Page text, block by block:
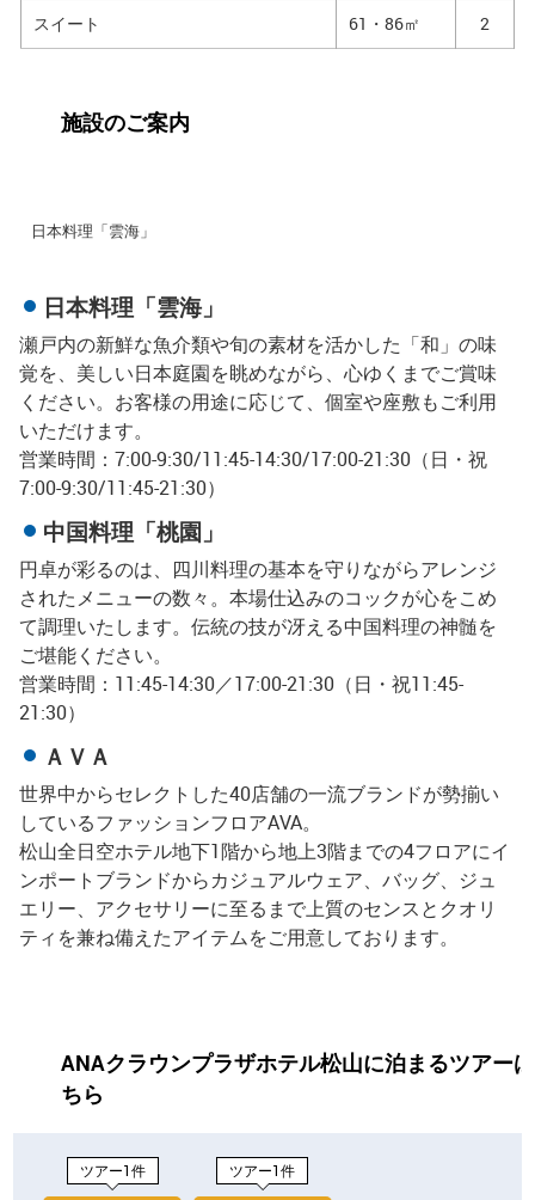
スイート 61・86㎡ 2
施設のご案内
日本料理「雲海」
日本料理「雲海」
瀬戸内の新鮮な魚介類や旬の素材を活かした「和」の味
覚を、美しい日本庭園を眺めながら、心ゆくまでご賞味
ください。お客様の用途に応じて、個室や座敷もご利用
いただけます。
営業時間：7:00-9:30/11:45-14:30/17:00-21:30（日・祝
7:00-9:30/11:45-21:30）
中国料理「桃園」
円卓が彩るのは、四川料理の基本を守りながらアレンジ
されたメニューの数々。本場仕込みのコックが心をこめ
て調理いたします。伝統の技が冴える中国料理の神髄を
ご堪能ください。
営業時間：11:45-14:30／17:00-21:30（日・祝11:45-
21:30）
ＡＶＡ
世界中からセレクトした40店舗の一流ブランドが勢揃い
しているファッションフロアAVA。
松山全日空ホテル地下1階から地上3階までの4フロアにイ
ンポートブランドからカジュアルウェア、バッグ、ジュ
エリー、アクセサリーに至るまで上質のセンスとクオリ
ティを兼ね備えたアイテムをご用意しております。
ANAクラウンプラザホテル松山に泊まるツアー
ちら
ツアー1件 ツアー1件